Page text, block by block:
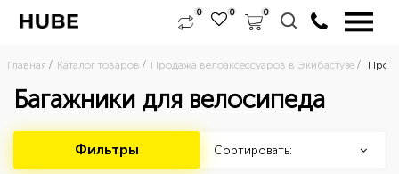
0 0 0
Главная Каталог товаров Продажа велоаксессуаров в Экибастузе
Багажники для велосипеда
Фильтры Сортировать: